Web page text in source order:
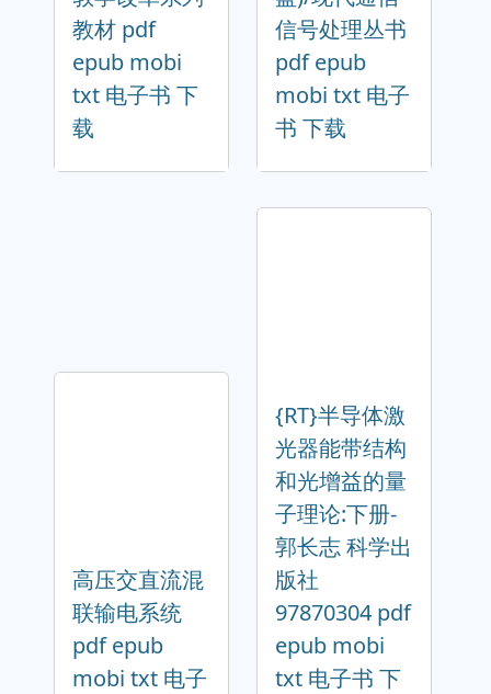
教材 pdf
epub mobi
txt 电子书 下
载
信号处理丛书
pdf epub
mobi txt 电子
书 下载
高压交直流混
联输电系统
pdf epub
mobi txt 电子
{RT}半导体激
光器能带结构
和光增益的量
子理论:下册-
郭长志 科学出
版社
97870304 pdf
epub mobi
txt 电子书 下